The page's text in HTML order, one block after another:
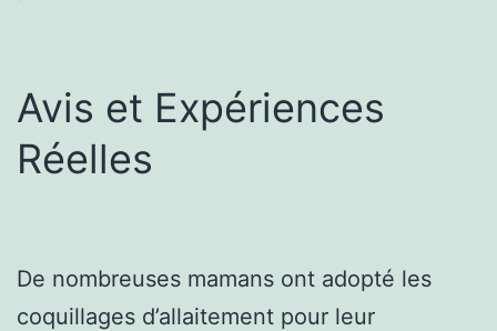
Avis et Expériences
Réelles
De nombreuses mamans ont adopté les
coquillages d’allaitement pour leur